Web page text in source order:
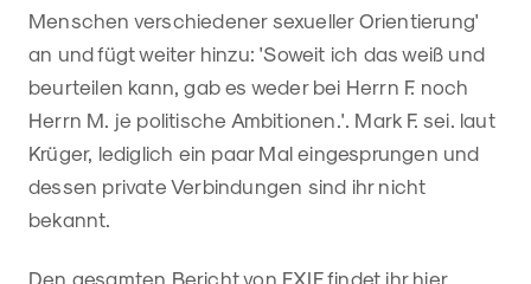
Menschen verschiedener sexueller Orientierung'
an und fügt weiter hinzu: 'Soweit ich das weiß und
beurteilen kann, gab es weder bei Herrn F. noch
Herrn M. je politische Ambitionen.'. Mark F. sei. laut
Krüger, lediglich ein paar Mal eingesprungen und
dessen private Verbindungen sind ihr nicht
bekannt.
Den gesamten Bericht von EXIF findet ihrhier.